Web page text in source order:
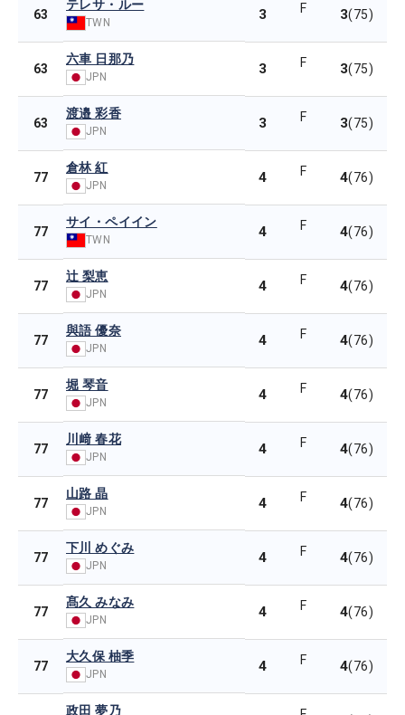
63
テレサ・ルー
TWN 3 F 3(75)
63
六車 日那乃
JPN 3 F 3(75)
63
渡邉 彩香
JPN 3 F 3(75)
77
倉林 紅
JPN 4 F 4(76)
77
サイ・ペイイン
TWN 4 F 4(76)
77
辻 梨恵
JPN 4 F 4(76)
77
與語 優奈
JPN 4 F 4(76)
77
堀 琴音
JPN 4 F 4(76)
77
川﨑 春花
JPN 4 F 4(76)
77
山路 晶
JPN 4 F 4(76)
77
下川 めぐみ
JPN 4 F 4(76)
77
髙久 みなみ
JPN 4 F 4(76)
77
大久保 柚季
JPN 4 F 4(76)
政田 夢乃